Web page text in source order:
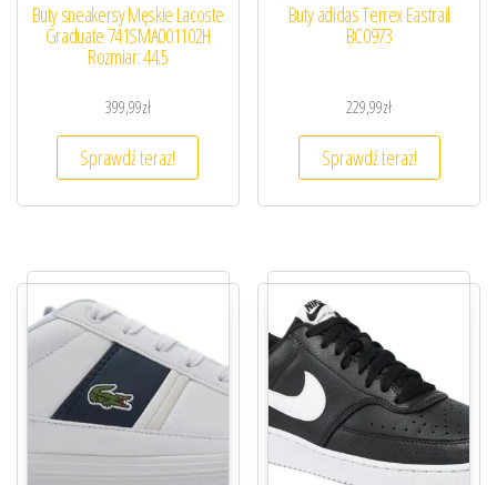
Buty sneakersy Męskie Lacoste
Graduate 741SMA001102H
Rozmiar: 44.5
399,99zł
Sprawdź teraz!
Buty adidas Terrex Eastrail
BC0973
229,99zł
Sprawdź teraz!